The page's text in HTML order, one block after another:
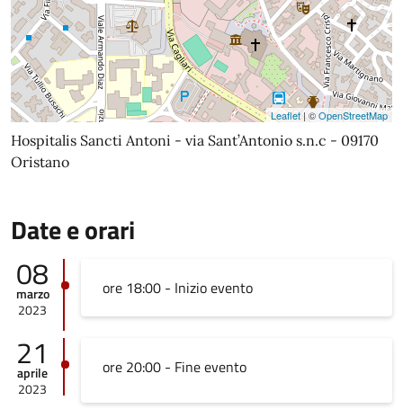
Leaflet | ©OpenStreetMap
Hospitalis Sancti Antoni - via Sant’Antonio s.n.c - 09170
Oristano
Date e orari
08
marzo
2023
ore 18:00 - Inizio evento
21
aprile
2023
ore 20:00 - Fine evento